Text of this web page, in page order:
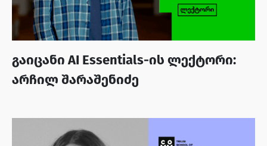
გაიცანი AI Essentials-ის ლექტორი:
არჩილ შარაშენიძე